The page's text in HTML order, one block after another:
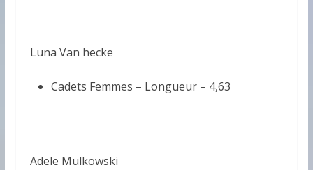
Luna Van hecke
Cadets Femmes – Longueur – 4,63
Adele Mulkowski